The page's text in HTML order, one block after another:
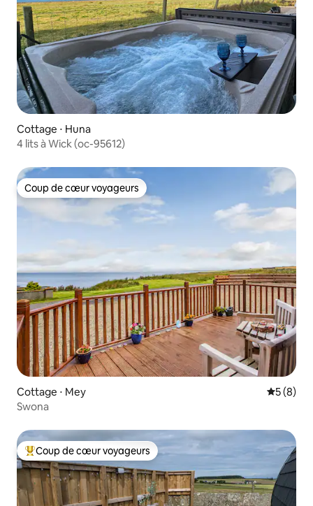
Cottage ⋅ Huna
4 lits à Wick (oc-95612)
Coup de cœur voyageurs
Coup de cœur voyageurs
Cottage ⋅ Mey
5 (8)
Swona
Coups de cœur voyageurs les plus appréciés
Coup de cœur voyageurs